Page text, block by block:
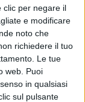
clic per negare il
e modificare
noto che
richiedere il tuo
Le tue
web. Puoi
in qualsiasi
sul pulsante
allo
Jake La Furia
di Butta via
in studio